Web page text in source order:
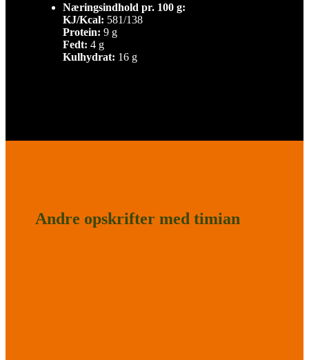
Næringsindhold pr. 100 g:
KJ/Kcal: 581/138
Protein: 9 g
Fedt: 4 g
Kulhydrat: 16 g
Andre opskrifter med timian